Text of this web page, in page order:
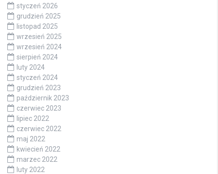
styczeń 2026
grudzień 2025
listopad 2025
wrzesień 2025
wrzesień 2024
sierpień 2024
luty 2024
styczeń 2024
grudzień 2023
październik 2023
czerwiec 2023
lipiec 2022
czerwiec 2022
maj 2022
kwiecień 2022
marzec 2022
luty 2022